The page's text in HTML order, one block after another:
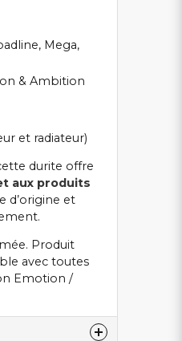
Mega,
& Ambition
et radiateur)
durite offre
aux produits
d’origine et
Produit
avec toutes
Emotion /